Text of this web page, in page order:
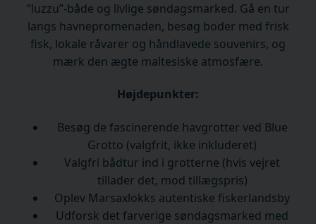
“luzzu”-både og livlige søndagsmarked. Gå en tur
langs havnepromenaden, besøg boder med frisk
fisk, lokale råvarer og håndlavede souvenirs, og
mærk den ægte maltesiske atmosfære.
Højdepunkter:
Besøg de fascinerende havgrotter ved Blue
Grotto (valgfrit, ikke inkluderet)
Valgfri bådtur ind i grotterne (hvis vejret
tillader det, mod tillægspris)
Oplev Marsaxlokks autentiske fiskerlandsby
Udforsk det farverige søndagsmarked med